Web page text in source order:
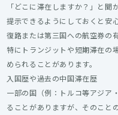
「どこに滞在しますか？」と
提示できるようにしておくと安心
復路または第三国への航空券の
特にトランジットや短期滞在の
められることがあります。
入国歴や過去の中国滞在歴
一部の国（例：トルコ等アジア
ることがありますが、そのこと